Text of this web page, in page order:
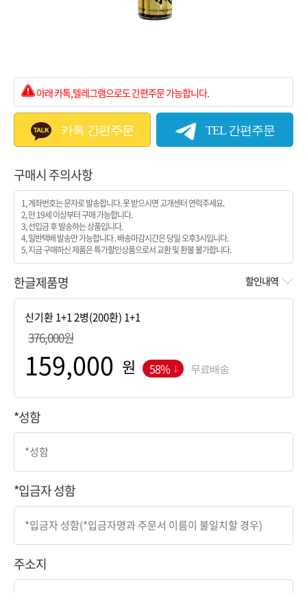
아래 카톡,텔레그램으로도 간편주문 가능합니다.
카톡 간편주문 TEL 간편주문
구매시 주의사항
1, 계좌번호는 문자로 발송합니다. 못 받으시면 고개센터 연락주세요.
2, 만 19세 이상부터 구매 가능합니다.
3, 선입금 후 발송하는 상품입니다.
4, 일반택배 발송만 가능합니다 . 배송마감시간은 당일 오후3시입니다.
5, 지금 구매하신 제품은 특가할인상품으로서 교환 및 환불 불가합니다.
한글제품명 할인내역
376,000원
원 58% 무료배송
*성함
*입금자 성함
주소지